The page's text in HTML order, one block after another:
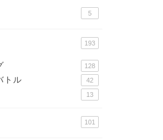
5
193
128
トル 42
13
101